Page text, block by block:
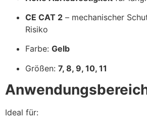
CE CAT 2 – mechanischer
Risiko
Farbe: Gelb
Größen: 7, 8, 9, 10, 11
Ideal für: